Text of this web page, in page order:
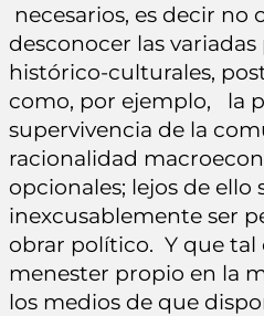
necesarios, es decir no
desconocer las
histórico-culturales,
como, por ejemplo, la
supervivencia de la
racionalidad
opcionales; lejos de ello
inexcusablemente ser
obrar político. Y que tal
menester propio en la
los medios de que